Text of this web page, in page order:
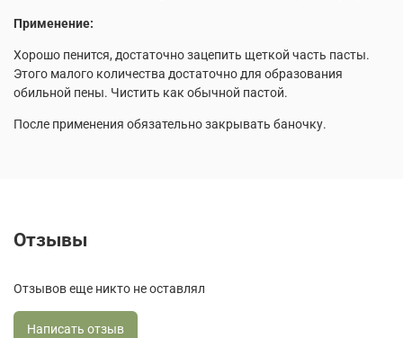
Применение:
Хорошо пенится, достаточно зацепить щеткой часть пасты.
Этого малого количества достаточно для образования
обильной пены. Чистить как обычной пастой.
После применения обязательно закрывать баночку.
Отзывы
Отзывов еще никто не оставлял
Написать отзыв